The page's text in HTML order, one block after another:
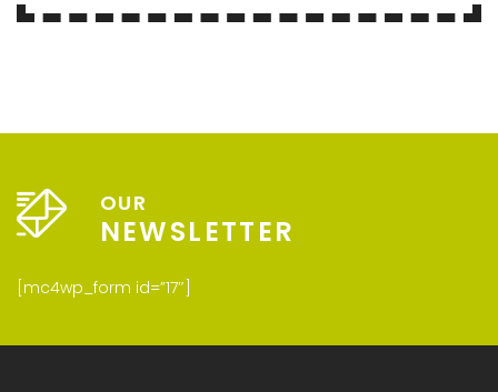
OUR
NEWSLETTER
[mc4wp_form id=”17″]